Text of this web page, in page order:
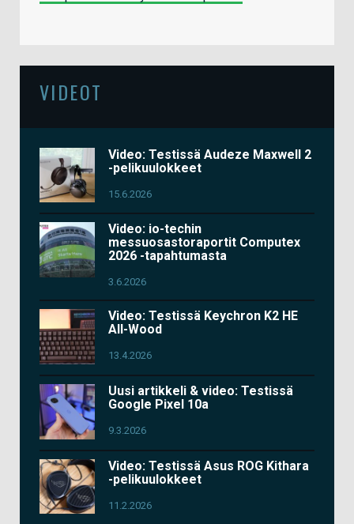
VIDEOT
Video: Testissä Audeze Maxwell 2
-pelikuulokkeet
15.6.2026
Video: io-techin
messuosastoraportit Computex
2026 -tapahtumasta
3.6.2026
Video: Testissä Keychron K2 HE
All-Wood
13.4.2026
Uusi artikkeli & video: Testissä
Google Pixel 10a
9.3.2026
Video: Testissä Asus ROG Kithara
-pelikuulokkeet
11.2.2026